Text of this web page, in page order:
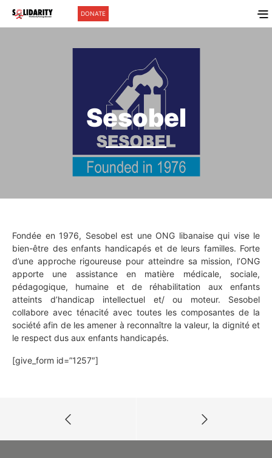
DONATE
Sesobel
Fondée en 1976, Sesobel est une ONG libanaise qui vise le
bien-être des enfants handicapés et de leurs familles. Forte
d’une approche rigoureuse pour atteindre sa mission, l’ONG
apporte une assistance en matière médicale, sociale,
pédagogique, humaine et de réhabilitation aux enfants
atteints d’handicap intellectuel et/ ou moteur. Sesobel
collabore avec ténacité avec toutes les composantes de la
société afin de les amener à reconnaître la valeur, la dignité et
le respect dus aux enfants handicapés.
[give_form id=”1257″]